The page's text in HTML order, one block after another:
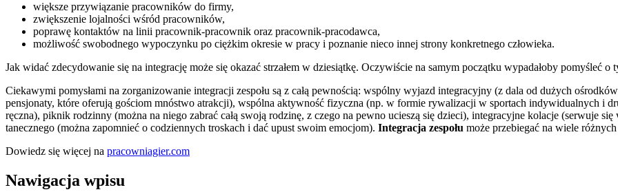
większe przywiązanie pracowników do firmy,
zwiększenie lojalności wśród pracowników,
poprawę kontaktów na linii pracownik-pracownik oraz pracownik-pracodawca,
możliwość swobodnego wypoczynku po ciężkim okresie w pracy i poznanie nieco innej strony konkretnego człowieka.
Jak widać zdecydowanie się na integrację może się okazać strzałem w dziesiątkę. Oczywiście na samym początku wypadałoby pomyśleć
Ciekawymi pomysłami na zorganizowanie integracji zespołu są z całą pewnością: wspólny wyjazd integracyjny (z dala od dużych
pensjonaty, które oferują gościom mnóstwo atrakcji), wspólna aktywność fizyczna (np. w formie rywalizacji w sportach indywidualnych i
ręczna), piknik rodzinny (można na niego zabrać całą swoją rodzinę, z czego na pewno ucieszą się dzieci), integracyjne kolacje (serwuje
tanecznego (można zapomnieć o codziennych troskach i dać upust swoim emocjom). Integracja zespołu może przebiegać na wiele
Dowiedz się więcej na pracowniagier.com
Nawigacja wpisu